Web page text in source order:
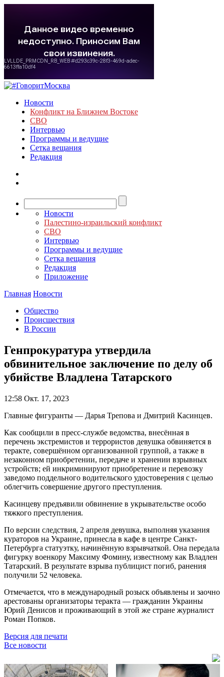
Новости
Конфликт на Ближнем Востоке
СВО
Интервью
Программы и ведущие
Сетка вещания
Редакция
Новости
Палестино-израильский конфликт
СВО
Интервью
Программы и ведущие
Сетка вещания
Редакция
Приложение
Главная Новости
Общество
Происшествия
В России
Генпрокуратура утвердила
обвинительное заключение по делу об
убийстве Владлена Татарского
12:58 Окт. 17, 2023
Главные фигуранты — Дарья Трепова и Дмитрий Касинцев.
Как сообщили в пресс-службе ведомства, внесённая в
перечень экстремистов и террористов девушка обвиняется в
теракте, совершённом организованной группой, а также в
незаконном приобретении, передаче и хранении взрывных
устройств; ей инкриминируют приобретение и перевозку
заведомо поддельного водительского удостоверения с целью
облегчить совершение другого преступления.
Касинцеву предъявили обвинение в укрывательстве особо
тяжкого преступления.
По версии следствия, 2 апреля девушка, выполняя указания
кураторов на Украине, принесла в кафе в центре Санкт-
Петербурга статуэтку, начинённую взрывчаткой. Она передала
фигурку военкору Максиму Фомину, известному как Владлен
Татарский. В результате взрыва публицист погиб, ранения
получили 52 человека.
Отмечается, что в международный розыск объявлены и заочно
арестованы организаторы теракта — гражданин Украины
Юрий Денисов и проживающий в этой же стране журналист
Роман Попков.
Версия для печати
Все новости